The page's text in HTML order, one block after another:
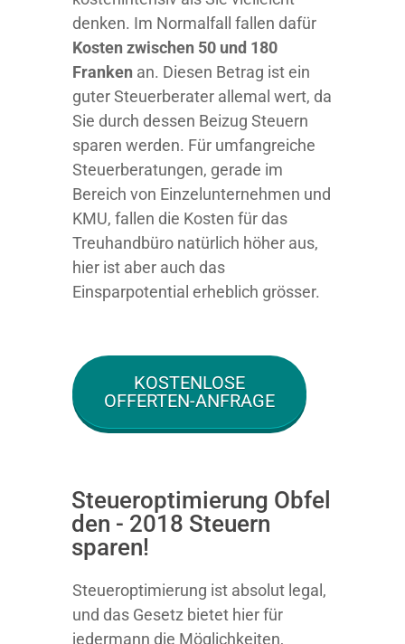
denken. Im Normalfall fallen dafür
Kosten zwischen 50 und 180
Franken an. Diesen Betrag ist ein
guter Steuerberater allemal wert, da
Sie durch dessen Beizug Steuern
sparen werden. Für umfangreiche
Steuerberatungen, gerade im
Bereich von Einzelunternehmen und
KMU, fallen die Kosten für das
Treuhandbüro natürlich höher aus,
hier ist aber auch das
Einsparpotential erheblich grösser.
KOSTENLOSE
OFFERTEN-ANFRAGE
Steueroptimierung Obfel
den - 2018 Steuern
sparen!
Steueroptimierung ist absolut legal,
und das Gesetz bietet hier für
jedermann die Möglichkeiten,